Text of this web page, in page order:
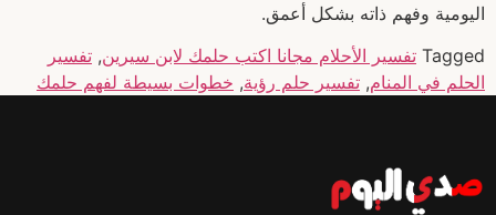
اليومية وفهم ذاته بشكل أعمق.
Tagged تفسير الأحلام مجانا اكتب حلمك لابن سيرين, تفسير
الحلم في المنام, تفسير حلم رؤية, خطوات بسيطة لفهم حلمك